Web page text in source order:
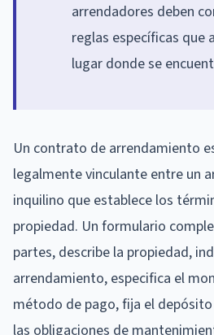
arrendadores deben
reglas específicas que
lugar donde se
Un contrato de arrendamiento
legalmente vinculante entre un
inquilino que establece los
propiedad. Un formulario
partes, describe la propiedad,
arrendamiento, especifica el
método de pago, fija el
las obligaciones de